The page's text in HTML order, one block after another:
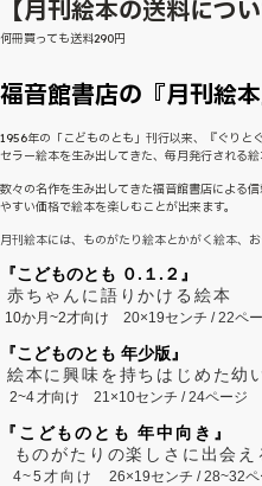
【月刊絵本の送料につい
何冊買っても送料290円
福音館書店の『月刊絵
1956年の「こどものとも」刊行以来、『ぐりと
セラー絵本を生み出してきた、毎月発行される絵
数々の名作を生み出してきた福音館書店による
やすい価格で絵本を楽しむことが出来ます。
月刊絵本には、ものがたり絵本とかがく絵本、
『こどものとも ０.１.２』
赤ちゃんに語りかける絵本
10か月~2才向け 20×19センチ / 22ペ
『こどものとも 年少版』
絵本に興味を持ちはじめた幼
2~4 才向け 21×10センチ / 24ページ
『こどものとも 年中向き』
ものがたりの楽しさに出会え
4~5才向け26×19センチ / 28~32ペ